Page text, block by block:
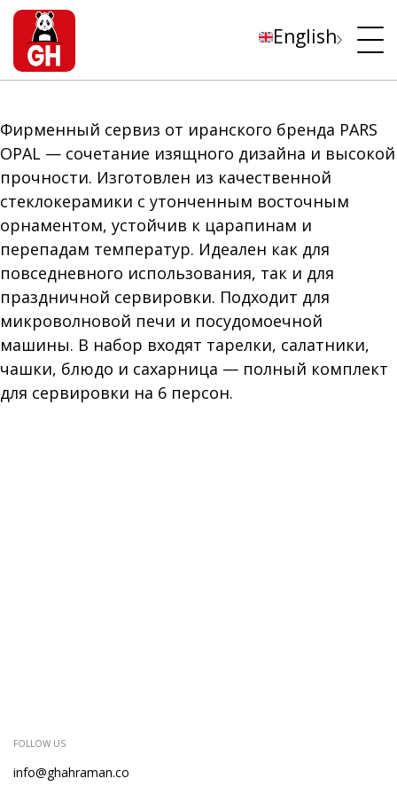
English
Фирменный сервиз от иранского бренда PARS
OPAL — сочетание изящного дизайна и высокой
прочности. Изготовлен из качественной
стеклокерамики с утонченным восточным
орнаментом, устойчив к царапинам и
перепадам температур. Идеален как для
повседневного использования, так и для
праздничной сервировки. Подходит для
микроволновой печи и посудомоечной
машины. В набор входят тарелки, салатники,
чашки, блюдо и сахарница — полный комплект
для сервировки на 6 персон.
FOLLOW US
info@ghahraman.co